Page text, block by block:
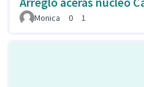
Monica
0 1